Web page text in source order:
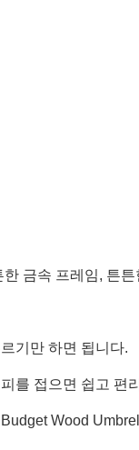
금속 프레임, 튼
기만 하면 됩니다.
를 접으면 쉽고 편
Wood